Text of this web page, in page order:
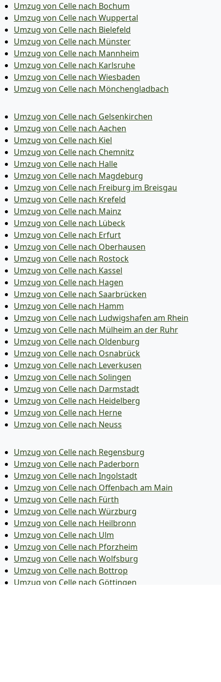
Umzug von Celle nach Bochum
Umzug von Celle nach Wuppertal
Umzug von Celle nach Bielefeld
Umzug von Celle nach Münster
Umzug von Celle nach Mannheim
Umzug von Celle nach Karlsruhe
Umzug von Celle nach Wiesbaden
Umzug von Celle nach Mönchen­gladbach
Umzug von Celle nach Gelsenkirchen
Umzug von Celle nach Aachen
Umzug von Celle nach Kiel
Umzug von Celle nach Chemnitz
Umzug von Celle nach Halle
Umzug von Celle nach Magdeburg
Umzug von Celle nach Freiburg im Breisgau
Umzug von Celle nach Krefeld
Umzug von Celle nach Mainz
Umzug von Celle nach Lübeck
Umzug von Celle nach Erfurt
Umzug von Celle nach Oberhausen
Umzug von Celle nach Rostock
Umzug von Celle nach Kassel
Umzug von Celle nach Hagen
Umzug von Celle nach Saarbrücken
Umzug von Celle nach Hamm
Umzug von Celle nach Ludwigshafen am Rhein
Umzug von Celle nach Mülheim an der Ruhr
Umzug von Celle nach Oldenburg
Umzug von Celle nach Osnabrück
Umzug von Celle nach Leverkusen
Umzug von Celle nach Solingen
Umzug von Celle nach Darmstadt
Umzug von Celle nach Heidelberg
Umzug von Celle nach Herne
Umzug von Celle nach Neuss
Umzug von Celle nach Regensburg
Umzug von Celle nach Paderborn
Umzug von Celle nach Ingolstadt
Umzug von Celle nach Offenbach am Main
Umzug von Celle nach Fürth
Umzug von Celle nach Würzburg
Umzug von Celle nach Heilbronn
Umzug von Celle nach Ulm
Umzug von Celle nach Pforzheim
Umzug von Celle nach Wolfsburg
Umzug von Celle nach Bottrop
Umzug von Celle nach Göttingen